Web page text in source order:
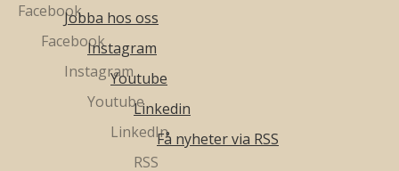
Jobba hos oss
Instagram
Youtube
Linkedin
Få nyheter via RSS